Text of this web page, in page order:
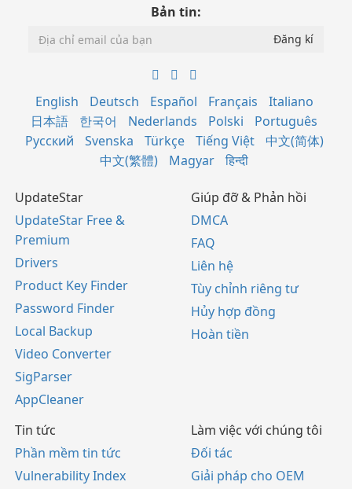
Bản tin:
English Deutsch Español Français
Italiano
日本語
한국어 Nederlands Polski
Português
Русский
Svenska Türkçe Tiếng Việt
中文(简体)
中文(繁體)
Magyar हिन्दी
UpdateStar
UpdateStar Free &
Premium
Drivers
Product Key Finder
Password Finder
Local Backup
Video Converter
SigParser
AppCleaner
Giúp đỡ & Phản hồi
DMCA
FAQ
Liên hệ
Tùy chỉnh riêng tư
Hủy hợp đồng
Hoàn tiền
Tin tức
Phần mềm tin tức
Vulnerability Index
Làm việc với chúng tôi
Đối tác
Giải pháp cho OEM